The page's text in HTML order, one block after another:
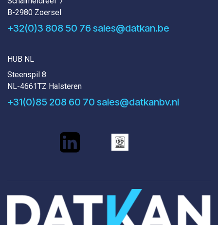
B-2980 Zoersel
+32(0)3 808 50 76 sales@datkan.be
HUB NL
Steenspil 8
NL-4661TZ Halsteren
+31(0)85 208 60 70 sales@datkanbv.nl